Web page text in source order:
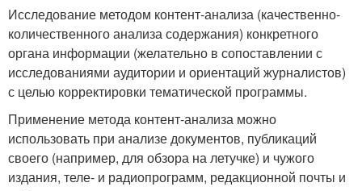
Исследование методом контент-анализа (качественно-
количественного анализа содержания) конкретного
органа информации (желательно в сопоставлении с
исследованиями аудитории и ориентаций журналистов)
с целью корректировки тематической программы.
Применение метода контент-анализа можно
использовать при анализе документов, публикаций
своего (например, для обзора на летучке) и чужого
издания, теле- и радиопрограмм, редакционной почты и